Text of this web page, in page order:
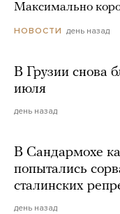
Максимально
НОВОСТИ день назад
В Грузии снова
июля
день назад
В Сандармохе
попытались
сталинских
день назад